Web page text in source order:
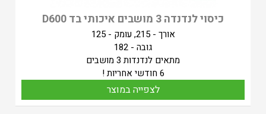
כיסוי לנדנדה 3 מושבים איכותי בד D600
אורך - 215, עומק - 125
גובה - 182
מתאים לנדנדות 3 מושבים
6 חודשי אחריות !
לצפייה במוצר